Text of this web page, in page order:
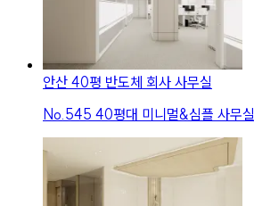
안산 40평 반도체 회사 사무실
No. 545 40평대 미니멀&심플 사무실